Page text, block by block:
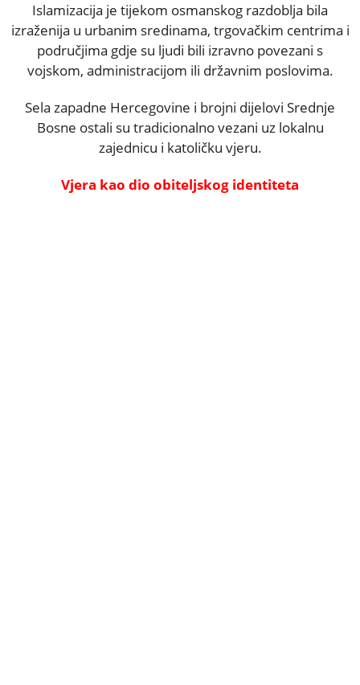
Islamizacija je tijekom osmanskog razdoblja bila
izraženija u urbanim sredinama, trgovačkim centrima i
područjima gdje su ljudi bili izravno povezani s
vojskom, administracijom ili državnim poslovima.
Sela zapadne Hercegovine i brojni dijelovi Srednje
Bosne ostali su tradicionalno vezani uz lokalnu
zajednicu i katoličku vjeru.
Vjera kao dio obiteljskog identiteta